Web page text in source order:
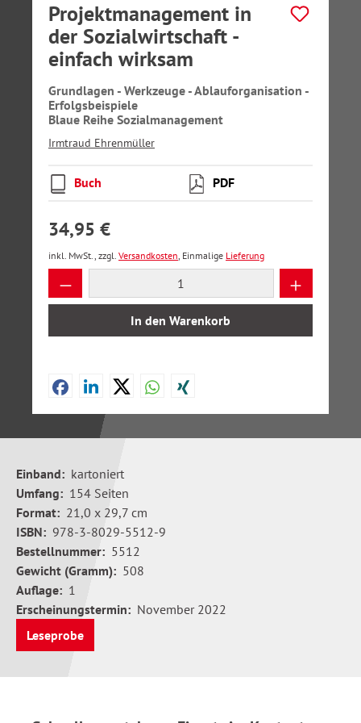
Projektmanagement in
der Sozialwirtschaft -
einfach wirksam
Grundlagen - Werkzeuge - Ablauforganisation -
Erfolgsbeispiele
Blaue Reihe Sozialmanagement
Irmtraud Ehrenmüller
Buch PDF
34,95 €
inkl. MwSt., zzgl. Versandkosten, Einmalige Lieferung
Produkt Anzahl: Gib den gewünschten
In den Warenkorb
Einband: kartoniert
Umfang: 154 Seiten
Format: 21,0 x 29,7 cm
ISBN: 978-3-8029-5512-9
Bestellnummer: 5512
Gewicht (Gramm): 508
Auflage: 1
Erscheinungstermin: November 2022
Leseprobe